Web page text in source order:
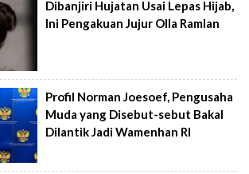
Dibanjiri Hujatan Usai Lepas Hijab,
Ini Pengakuan Jujur Olla Ramlan
Profil Norman Joesoef, Pengusaha
Muda yang Disebut-sebut Bakal
Dilantik Jadi Wamenhan RI